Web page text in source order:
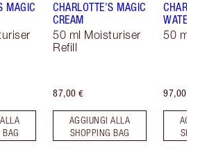
MAGIC
BAG
CHARLOTTE'S MAGIC
CREAM
50 ml Moisturiser
Refill
87,00 €
AGGIUNGI ALLA
SHOPPING BAG
WATER
50 ml
97,00 €